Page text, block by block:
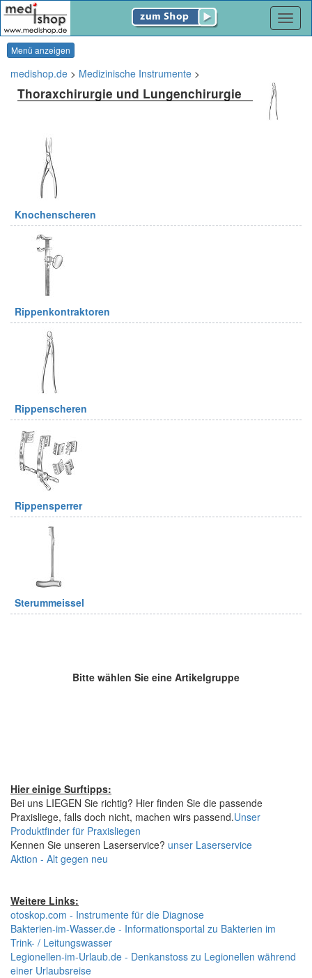
Menü anzeigen
medishop.de > Medizinische Instrumente >
Thoraxchirurgie und Lungenchirurgie
Knochenscheren
Rippenkontraktoren
Rippenscheren
Rippensperrer
Sterummeissel
Bitte wählen Sie eine Artikelgruppe
Hier einige Surftipps:
Bei uns LIEGEN Sie richtig? Hier finden Sie die passende
Praxisliege, falls doch nicht, machen wirs passend.Unser
Produktfinder für Praxisliegen
Kennen Sie unseren Laserservice? unser Laserservice
Aktion - Alt gegen neu
Weitere Links:
otoskop.com - Instrumente für die Diagnose
Bakterien-im-Wasser.de - Informationsportal zu Bakterien im
Trink- / Leitungswasser
Legionellen-im-Urlaub.de - Denkanstoss zu Legionellen während
einer Urlaubsreise